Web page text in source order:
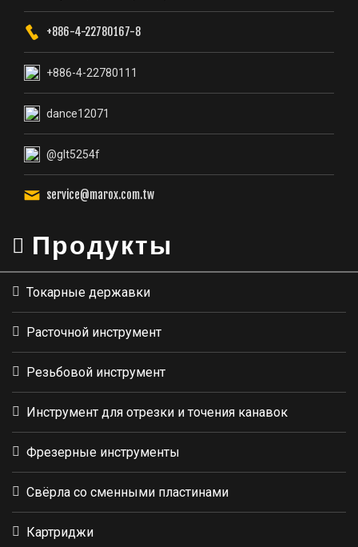
+886-4-22780167-8
+886-4-22780111
dance12071
@glt5254f
service@marox.com.tw
Продукты
Токарные державки
Расточной инструмент
Резьбовой инструмент
Инструмент для отрезки и точения канавок
Фрезерные инструменты
Свёрла со сменными пластинами
Картриджи